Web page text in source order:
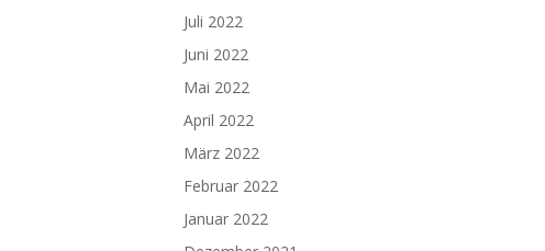
Juli 2022
Juni 2022
Mai 2022
April 2022
März 2022
Februar 2022
Januar 2022